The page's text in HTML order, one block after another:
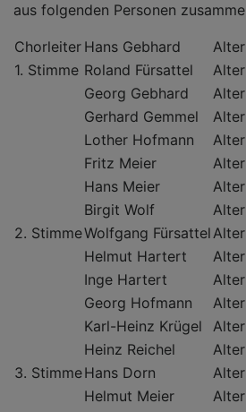
aus folgenden Personen
Chorleiter Hans Gebhard Alter
1. Stimme Roland Fürsattel Alter
Georg Gebhard
Alter
Gerhard Gemmel
Alter
Lother Hofmann
Alter
Fritz Meier
Alter
Hans Meier
Alter
Birgit Wolf
Alter
2. StimmeWolfgang FürsattelAlter
Helmut Hartert
Alter
Inge Hartert
Alter
Georg Hofmann
Alter
Karl-Heinz Krügel
Alter
Heinz Reichel
Alter
3. StimmeHans Dorn Alter
Helmut Meier
Alter